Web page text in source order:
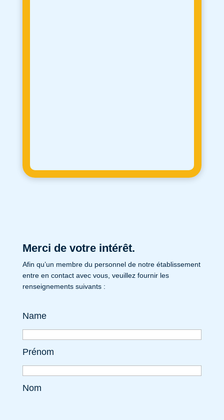
Merci de votre intérêt.
Afin qu’un membre du personnel de notre établissement
entre en contact avec vous, veuillez fournir les
renseignements suivants :
Name
Prénom
Nom